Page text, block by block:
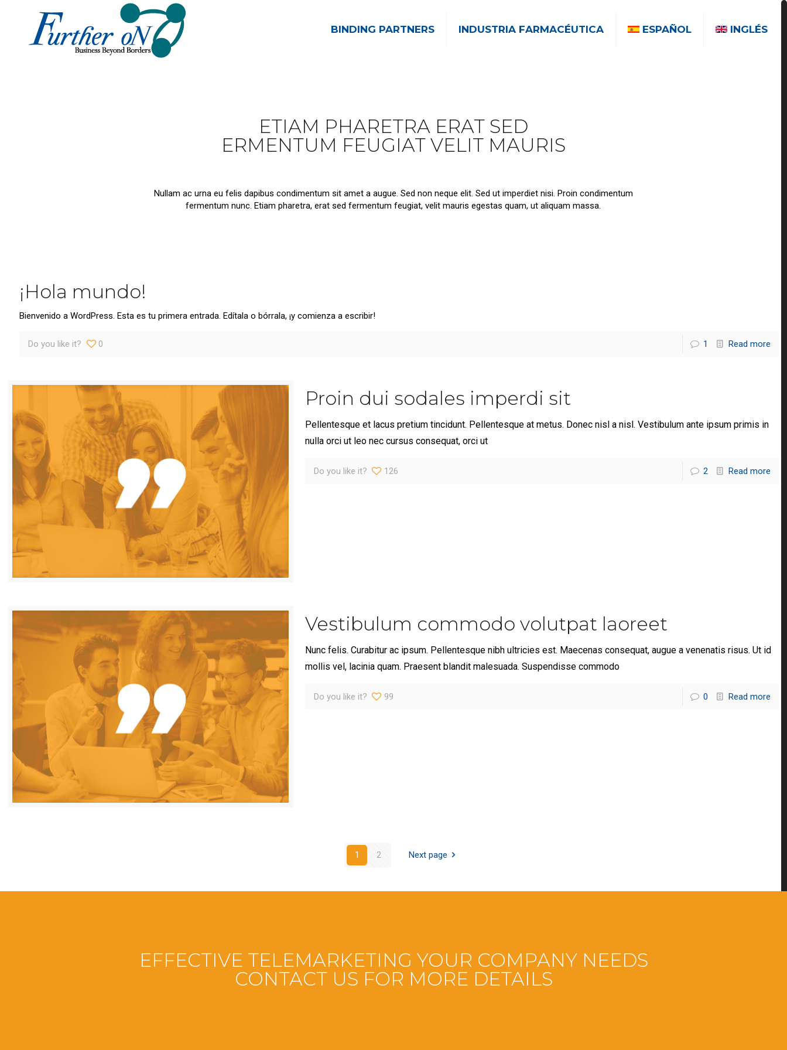
BINDING PARTNERS INDUSTRIA FARMACÉUTICA ESPAÑOL INGLÉS
ETIAM PHARETRA ERAT SED
ERMENTUM FEUGIAT VELIT MAURIS
Nullam ac urna eu felis dapibus condimentum sit amet a augue. Sed non neque elit. Sed ut imperdiet nisi. Proin condimentum
fermentum nunc. Etiam pharetra, erat sed fermentum feugiat, velit mauris egestas quam, ut aliquam massa.
¡Hola mundo!
Bienvenido a WordPress. Esta es tu primera entrada. Edítala o bórrala, ¡y comienza a escribir!
Do you like it? 0 1 Read more
Proin dui sodales imperdi sit
Pellentesque et lacus pretium tincidunt. Pellentesque at metus. Donec nisl a nisl. Vestibulum ante ipsum primis in
nulla orci ut leo nec cursus consequat, orci ut
Do you like it? 126 2 Read more
Vestibulum commodo volutpat laoreet
Nunc felis. Curabitur ac ipsum. Pellentesque nibh ultricies est. Maecenas consequat, augue a venenatis risus. Ut id
mollis vel, lacinia quam. Praesent blandit malesuada. Suspendisse commodo
Do you like it? 99 0 Read more
1 2 Next page
EFFECTIVE TELEMARKETING YOUR COMPANY NEEDS
CONTACT US FOR MORE DETAILS